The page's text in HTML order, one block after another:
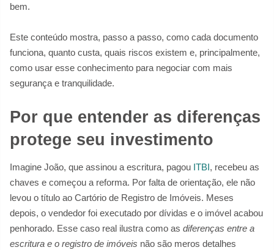
bem.
Este conteúdo mostra, passo a passo, como cada documento
funciona, quanto custa, quais riscos existem e, principalmente,
como usar esse conhecimento para negociar com mais
segurança e tranquilidade.
Por que entender as diferenças
protege seu investimento
Imagine João, que assinou a escritura, pagou ITBI, recebeu as
chaves e começou a reforma. Por falta de orientação, ele não
levou o título ao Cartório de Registro de Imóveis. Meses
depois, o vendedor foi executado por dívidas e o imóvel acabou
penhorado. Esse caso real ilustra como as diferenças entre a
escritura e o registro de imóveis não são meros detalhes